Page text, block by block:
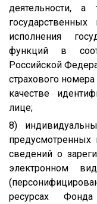
деятельности,
исполнения
функций в
Российской
страхового
качестве
лице;
8)
сведений о
электронном
ресурсах